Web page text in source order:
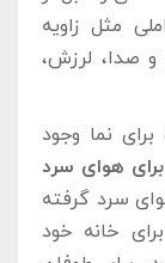
مثل زاویه
صدا، لرزش،
نما وجود
هوای سرد
سرد گرفته
خانه خود